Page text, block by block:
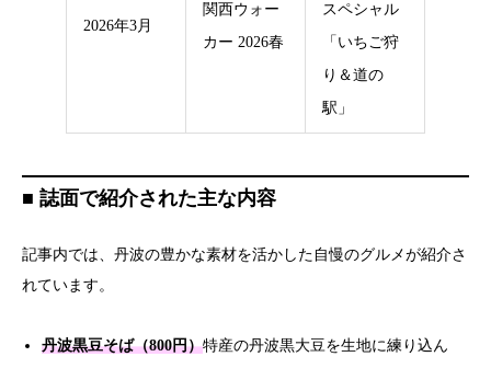
2026年3月
関西ウォー
カー 2026春
スペシャル
「いちご狩
り＆道の
駅」
■ 誌面で紹介された主な内容
記事内では、丹波の豊かな素材を活かした自慢のグルメが紹介さ
れています。
丹波黒豆そば（800円）特産の丹波黒大豆を生地に練り込ん